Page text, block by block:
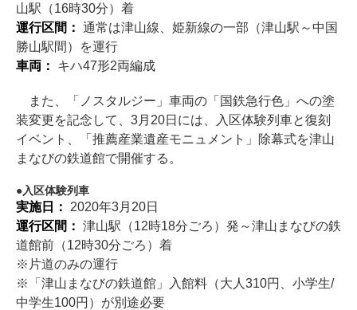
山駅（16時30分）着
運行区間： 通常は津山線、姫新線の一部（津山駅～中国
勝山駅間）を運行
車両： キハ47形2両編成
また、「ノスタルジー」車両の「国鉄急行色」への塗
装変更を記念して、3月20日には、入区体験列車と復刻
イベント、「推薦産業遺産モニュメント」除幕式を津山
まなびの鉄道館で開催する。
入区体験列車
実施日： 2020年3月20日
運行区間： 津山駅（12時18分ごろ）発～津山まなびの鉄
道館前（12時30分ごろ）着
※片道のみの運行
※「津山まなびの鉄道館」入館料（大人310円、小学生/
中学生100円）が別途必要